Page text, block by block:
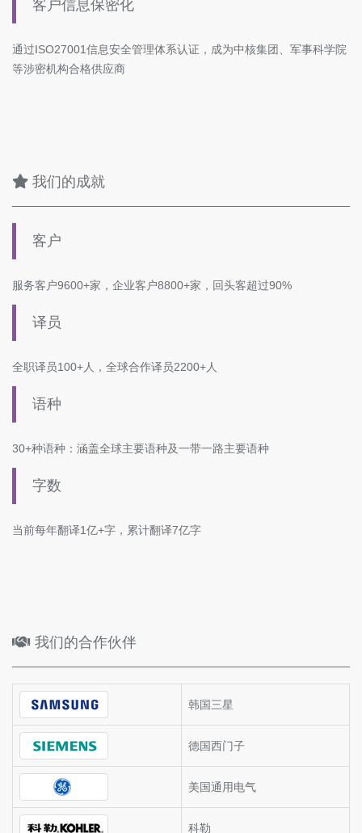
客户信息保密化
通过ISO27001信息安全管理体系认证，成为中核集团、军事科学院
等涉密机构合格供应商
我们的成就
客户
服务客户9600+家，企业客户8800+家，回头客超过90%
译员
全职译员100+人，全球合作译员2200+人
语种
30+种语种：涵盖全球主要语种及一带一路主要语种
字数
当前每年翻译1亿+字，累计翻译7亿字
我们的合作伙伴
韩国三星
德国西门子
美国通用电气
科勒